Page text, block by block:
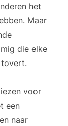
het
Maar
die elke
voor
een
naar